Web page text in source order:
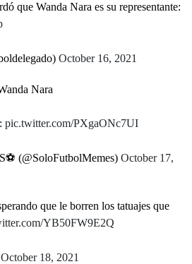
que Wanda Nara es su representante:
October 16, 2021
Nara
pic.twitter.com/PXgaONc7UI
(@SoloFutbolMemes) October 17,
que le borren los tatuajes que
YB50FW9E2Q
October 18, 2021